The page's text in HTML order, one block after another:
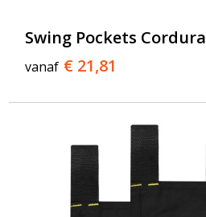
Swing Pockets Cordura
vanaf € 21,81